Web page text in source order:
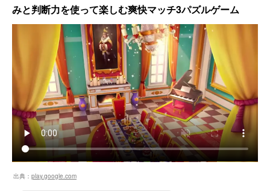
みと判断力を使って楽しむ爽快マッチ3パズルゲーム
出典： play.google.com